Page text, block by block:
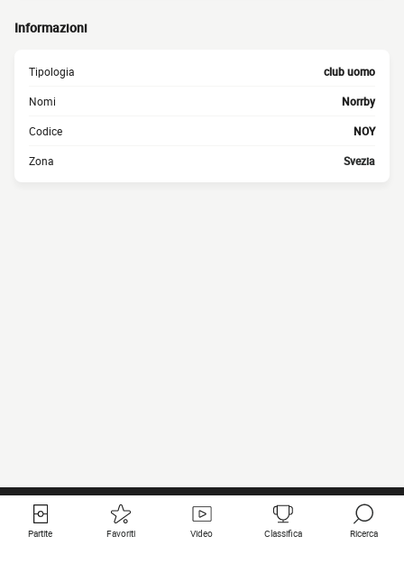
Informazioni
Tipologia club uomo
Nomi Norrby
Codice NOY
Zona Svezia
Partite Favoriti Video Classifica Ricerca